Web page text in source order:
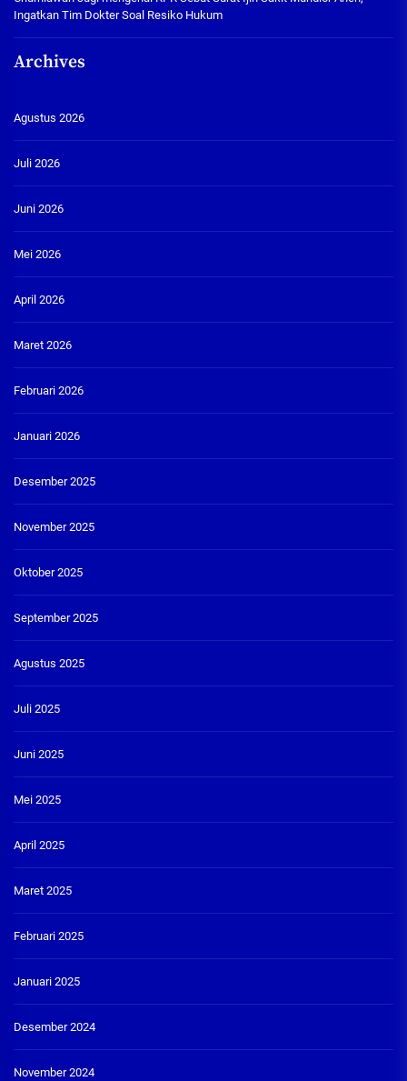
Ingatkan Tim Dokter Soal Resiko Hukum
Archives
Agustus 2026
Juli 2026
Juni 2026
Mei 2026
April 2026
Maret 2026
Februari 2026
Januari 2026
Desember 2025
November 2025
Oktober 2025
September 2025
Agustus 2025
Juli 2025
Juni 2025
Mei 2025
April 2025
Maret 2025
Februari 2025
Januari 2025
Desember 2024
November 2024